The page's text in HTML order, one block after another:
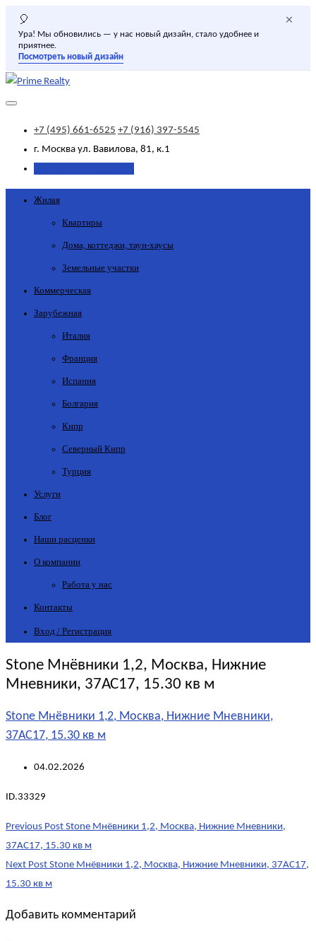
🎈
Ура! Мы обновились — у нас новый дизайн, стало удобнее и
приятнее.
Посмотреть новый дизайн
×
+7 (495) 661-6525 +7 (916) 397-5545
г. Москва ул. Вавилова, 81, к.1
Жилая
Квартиры
Дома, коттеджи, таун-хаусы
Земельные участки
Коммерческая
Зарубежная
Италия
Франция
Испания
Болгария
Кипр
Северный Кипр
Турция
Услуги
Блог
Наши расценки
О компании
Работа у нас
Контакты
Вход / Регистрация
Stone Мнёвники 1,2, Москва, Нижние
Мневники, 37АС17, 15.30 кв м
Stone Мнёвники 1,2, Москва, Нижние Мневники,
37АС17, 15.30 кв м
04.02.2026
ID.33329
Post
navigation
Previous Post Stone Мнёвники 1,2, Москва, Нижние Мневники,
37АС17, 15.30 кв м
Next Post Stone Мнёвники 1,2, Москва, Нижние Мневники, 37АС17,
15.30 кв м
Добавить комментарий